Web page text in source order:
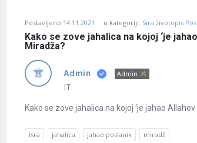
Postavljeno 14.11.2021 u kategoriji: Sira životopis
Kako se zove jahalica na kojoj ‘je
Miradža?
Admin Admin
IT
Kako se zove jahalica na kojoj ‘je jahao
isra jahalica jahao poslanik miradž